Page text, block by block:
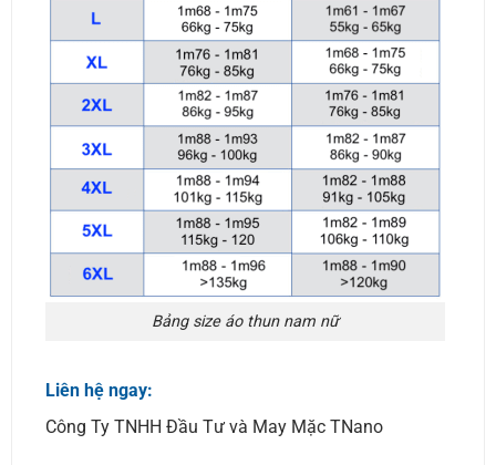
Bảng size áo thun nam nữ
Liên hệ ngay:
Công Ty TNHH Đầu Tư và May Mặc TNano